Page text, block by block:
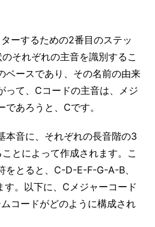
ーするための2番目のステッ
それぞれの主音を識別するこ
ベースであり、その名前の由来
って、Cコードの主音は、メジ
あろうと、Cです。
本音に、それぞれの長音階の3
とによって作成されます。こ
をとると、C-D-E-F-G-A-B、
す。以下に、Cメジャーコード
コードがどのように構成され